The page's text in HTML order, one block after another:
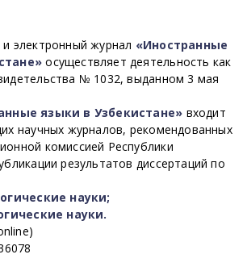
электронный журнал «Иностранные
осуществляет деятельность как
№ 1032, выданном 3 мая
языки в Узбекистане» входит
научных журналов, рекомендованных
комиссией Республики
результатов диссертаций по
науки;
науки.